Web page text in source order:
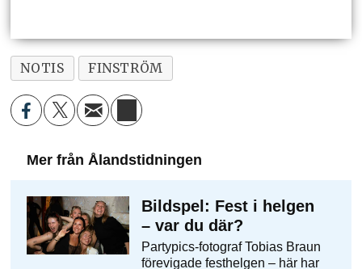
NOTIS FINSTRÖM